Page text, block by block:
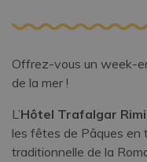
Offrez-vous un week-
de la mer !
L’Hôtel Trafalgar
les fêtes de Pâques en
traditionnelle de la